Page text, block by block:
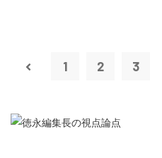
1 2 3